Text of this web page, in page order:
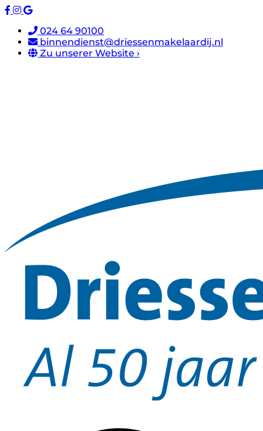
024 64 90100
binnendienst@driessenmakelaardij.nl
Zu unserer Website ›